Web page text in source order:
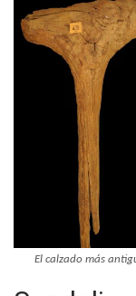
El calzado más